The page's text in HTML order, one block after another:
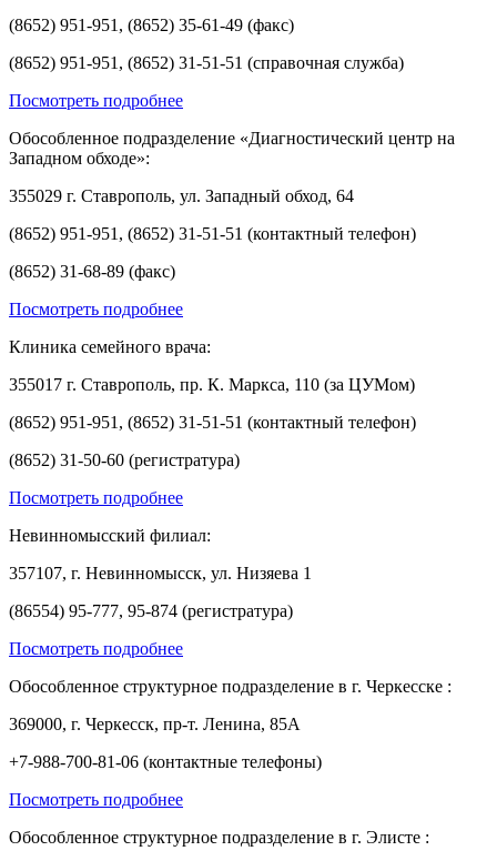
(8652) 951-951, (8652) 35-61-49 (факс)
(8652) 951-951, (8652) 31-51-51 (справочная служба)
Посмотреть подробнее
Обособленное подразделение «Диагностический центр на
Западном обходе»:
355029 г. Ставрополь, ул. Западный обход, 64
(8652) 951-951, (8652) 31-51-51 (контактный телефон)
(8652) 31-68-89 (факс)
Посмотреть подробнее
Клиника семейного врача:
355017 г. Ставрополь, пр. К. Маркса, 110 (за ЦУМом)
(8652) 951-951, (8652) 31-51-51 (контактный телефон)
(8652) 31-50-60 (регистратура)
Посмотреть подробнее
Невинномысский филиал:
357107, г. Невинномысск, ул. Низяева 1
(86554) 95-777, 95-874 (регистратура)
Посмотреть подробнее
Обособленное структурное подразделение в г. Черкесске :
369000, г. Черкесск, пр-т. Ленина, 85А
+7-988-700-81-06 (контактные телефоны)
Посмотреть подробнее
Обособленное структурное подразделение в г. Элисте :